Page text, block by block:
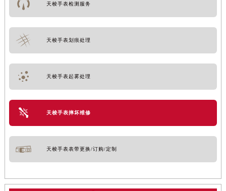
天梭手表检测服务
天梭手表划痕处理
天梭手表起雾处理
天梭手表摔坏维修
天梭手表表带更换/订购/定制